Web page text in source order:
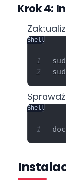
Krok 4:
Shell
Shell